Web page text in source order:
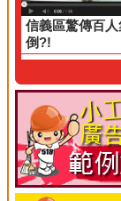
信義區驚傳百
倒?!